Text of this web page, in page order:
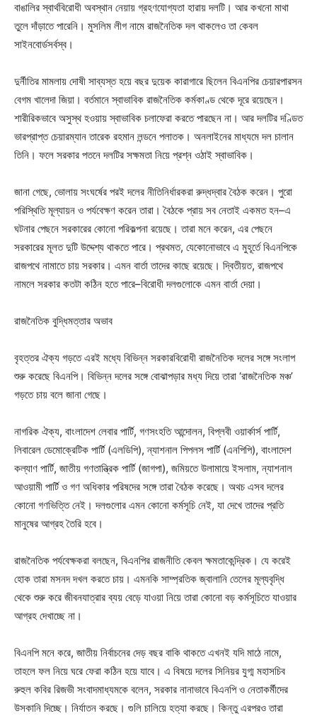
বাঙালির স্বার্থবিরোধী অবস্থান নেয়ায় গ্রহণযোগ্যতা হারায় দলটি। আর কখনো মাথা
তুলে দাঁড়াতে পারেনি। মুসলিম লীগ নামে রাজনৈতিক দল থাকলেও তা কেবল
সাইনবোর্ডসর্বস্ব।
দুর্নীতির মামলায় দোষী সাব্যস্ত হয়ে বছর দুয়েক কারাগারে ছিলেন বিএনপির চেয়ারপারসন
বেগম খালেদা জিয়া। বর্তমানে স্বাভাবিক রাজনৈতিক কর্মকাণ্ড থেকে দূরে রয়েছেন।
শারীরিকভাবে অসুস্থ হওয়ায় স্বাভাবিক চলাফেরা করতে পারছেন না। আর দলটির দণ্ডিত
ভারপ্রাপ্ত চেয়ারম্যান তারেক রহমান লন্ডনে পলাতক। অনলাইনের মাধ্যমে দল চালান
তিনি। ফলে সরকার পতনে দলটির সক্ষমতা নিয়ে প্রশ্ন ওঠাই স্বাভাবিক।
জানা গেছে, ভোলায় সংঘর্ষের পরই দলের নীতিনির্ধারকরা রুদ্ধদ্বার বৈঠক করেন। পুরো
পরিস্থিতি মূল্যায়ন ও পর্যবেক্ষণ করেন তারা। বৈঠকে প্রায় সব নেতাই একমত হন–এ
ঘটনার পেছনে সরকারের কোনো পরিকল্পনা রয়েছে। তারা মনে করেন, এর পেছনে
সরকারের মূলত দুটি উদ্দেশ্য থাকতে পারে। প্রথমত, যেকোনোভাবে এ মুহূর্তে বিএনপিকে
রাজপথে নামাতে চায় সরকার। এমন বার্তা তাদের কাছে রয়েছে। দ্বিতীয়ত, রাজপথে
নামলে সরকার কতটা কঠিন হতে পারে–বিরোধী দলগুলোকে এমন বার্তা দেয়া।
রাজনৈতিক বুদ্ধিমত্তার অভাব
বৃহত্তর ঐক্য গড়তে এরই মধ্যে বিভিন্ন সরকারবিরোধী রাজনৈতিক দলের সঙ্গে সংলাপ
শুরু করেছে বিএনপি। বিভিন্ন দলের সঙ্গে বোঝাপড়ার মধ্য দিয়ে তারা ‘রাজনৈতিক মঞ্চ’
গড়তে চায় বলে জানা গেছে।
নাগরিক ঐক্য, বাংলাদেশ লেবার পার্টি, গণসংহতি আন্দোলন, বিপ্লবী ওয়ার্কার্স পার্টি,
লিবারেল ডেমোক্রেটিক পার্টি (এলডিপি), ন্যাশনাল পিপলস পার্টি (এনপিপি), বাংলাদেশ
কল্যাণ পার্টি, জাতীয় গণতান্ত্রিক পার্টি (জাগপা), জমিয়তে উলামায়ে ইসলাম, ন্যাশনাল
আওয়ামী পার্টি ও গণ অধিকার পরিষদের সঙ্গে তারা বৈঠক করেছে। অথচ এসব দলের
কোনো গণভিত্তি নেই। দলগুলোর এমন কোনো কর্মসূচি নেই, যা দেখে তাদের প্রতি
মানুষের আগ্রহ তৈরি হবে।
রাজনৈতিক পর্যবেক্ষকরা বলছেন, বিএনপির রাজনীতি কেবল ক্ষমতাকেন্দ্রিক। যে করেই
হোক তারা মসনদ দখল করতে চায়। এমনকি সাম্প্রতিক জ্বালানি তেলের মূল্যবৃদ্ধি
থেকে শুরু করে জীবনযাত্রার ব্যয় বেড়ে যাওয়া নিয়ে তারা কোনো বড় কর্মসূচিতে যাওয়ার
আগ্রহ দেখাচ্ছে না।
বিএনপি মনে করে, জাতীয় নির্বাচনের দেড় বছর বাকি থাকতে এখনই যদি মাঠে নামে,
তাহলে ফল নিয়ে ঘরে ফেরা কঠিন হয়ে যাবে। এ বিষয়ে দলের সিনিয়র যুগ্ম মহাসচিব
রুহুল কবির রিজভী সংবাদমাধ্যমকে বলেন, সরকার নানাভাবে বিএনপি ও নেতাকর্মীদের
উসকানি দিচ্ছে। নির্যাতন করছে। গুলি চালিয়ে হত্যা করছে। কিন্তু এরপরও তারা